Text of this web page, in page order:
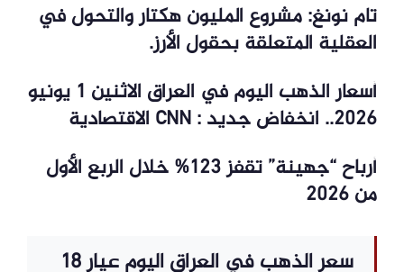
تام نونغ: مشروع المليون هكتار والتحول في
العقلية المتعلقة بحقول الأرز.
أسعار الذهب اليوم في العراق الاثنين 1 يونيو
2026.. انخفاض جديد : CNN الاقتصادية
أرباح “جهينة” تقفز 123% خلال الربع الأول
من 2026
سعر الذهب في العراق اليوم عيار 18